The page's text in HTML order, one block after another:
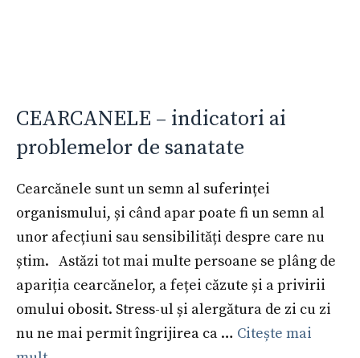
CEARCANELE – indicatori ai
problemelor de sanatate
Cearcănele sunt un semn al suferinței
organismului, și când apar poate fi un semn al
unor afecțiuni sau sensibilități despre care nu
știm. Astăzi tot mai multe persoane se plâng de
apariția cearcănelor, a feței căzute și a privirii
omului obosit. Stress-ul și alergătura de zi cu zi
nu ne mai permit îngrijirea ca … Citește mai